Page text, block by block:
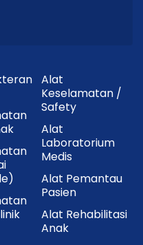
Alat
Keselamatan /
Safety
Alat
Laboratorium
Medis
Alat Pemantau
Pasien
Alat Rehabilitasi
Anak